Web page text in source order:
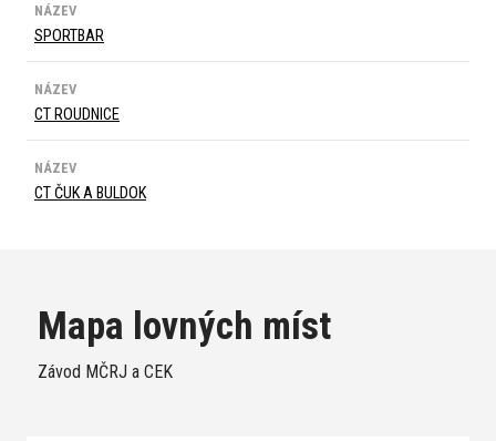
NÁZEV
SPORTBAR
NÁZEV
CT ROUDNICE
NÁZEV
CT ČUK A BULDOK
Mapa lovných míst
Závod MČRJ a CEK